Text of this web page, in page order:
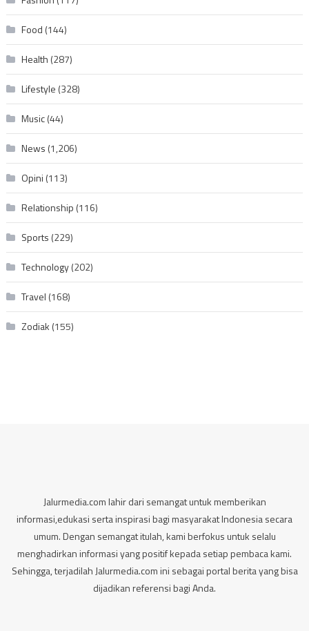
Food (144)
Health (287)
Lifestyle (328)
Music(44)
News (1,206)
Opini (113)
Relationship (116)
Sports (229)
Technology(202)
Travel (168)
Zodiak (155)
Jalurmedia.com lahir dari semangat untuk memberikan
informasi,edukasi serta inspirasi bagi masyarakat Indonesia secara
umum. Dengan semangat itulah, kami berfokus untuk selalu
menghadirkan informasi yang positif kepada setiap pembaca kami.
Sehingga, terjadilah Jalurmedia.com ini sebagai portal berita yang bisa
dijadikan referensi bagi Anda.